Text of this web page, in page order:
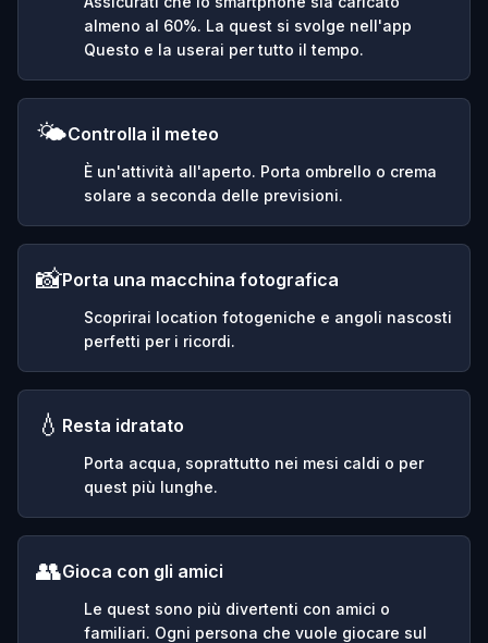
almeno al 60%. La quest si svolge nell'app
Questo e la userai per tutto il tempo.
🌤️Controlla il meteo
È un'attività all'aperto. Porta ombrello o crema
solare a seconda delle previsioni.
📸Porta una macchina fotografica
Scoprirai location fotogeniche e angoli nascosti
perfetti per i ricordi.
💧 Resta idratato
Porta acqua, soprattutto nei mesi caldi o per
quest più lunghe.
👥Gioca con gli amici
Le quest sono più divertenti con amici o
familiari. Ogni persona che vuole giocare sul